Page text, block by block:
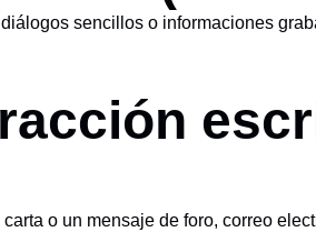
sencillos o informaciones
o un mensaje de foro, correo